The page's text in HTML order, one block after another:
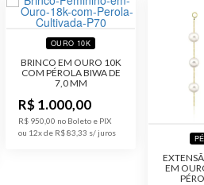
OURO 10K
BRINCO EM OURO 10K
COM PÉROLA BIWA DE
7,0 MM
R$ 1.000,00
R$ 950,00 no Boleto e PIX
ou 12x de R$ 83,33
EM